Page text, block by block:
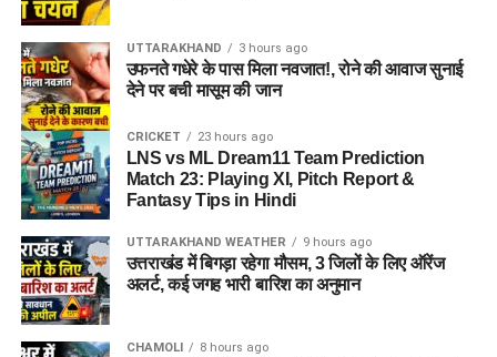
UTTARAKHAND 3 hours ago
उफनते गधेरे के पास मिला नवजात!, रोने की आवाज सुनाई
देने पर बची मासूम की जान
CRICKET 23 hours ago
LNS vs ML Dream11 Team Prediction
Match 23: Playing XI, Pitch Report &
Fantasy Tips in Hindi
UTTARAKHAND WEATHER 9 hours ago
उत्तराखंड में बिगड़ा रहेगा मौसम, 3 जिलों के लिए ऑरेंज
अलर्ट, कई जगह भारी बारिश का अनुमान
CHAMOLI 8 hours ago